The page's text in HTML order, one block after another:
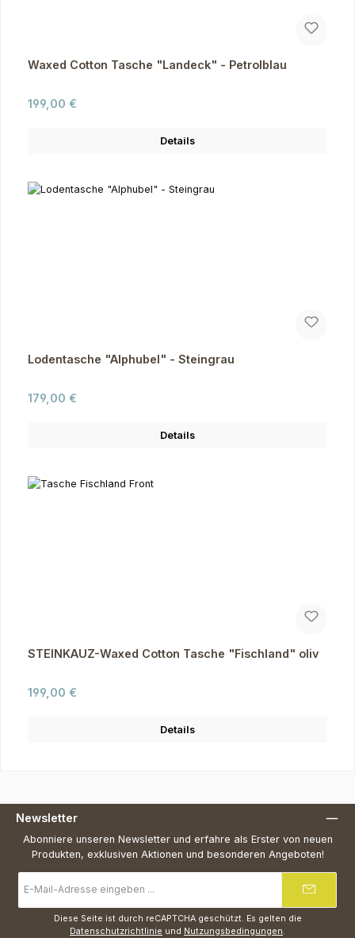
Waxed Cotton Tasche "Landeck" - Petrolblau
Regulärer Preis:
199,00 €
Details
Lodentasche "Alphubel" - Steingrau
Regulärer Preis:
179,00 €
Details
STEINKAUZ-Waxed Cotton Tasche "Fischland" oliv
Regulärer Preis:
199,00 €
Details
Newsletter
Abonniere unseren Newsletter und erfahre als Erster von neuen
Produkten, exklusiven Aktionen und besonderen Angeboten!
Mail-
Adresse
Diese Seite ist durch reCAPTCHA geschützt. Es gelten die
Datenschutzrichtlinie und Nutzungsbedingungen.